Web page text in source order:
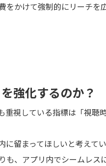
かけて強制的にリーチを
強化するのか？
視している指標は「視聴
留まってほしいと考えてい
も、アプリ内でシームレス